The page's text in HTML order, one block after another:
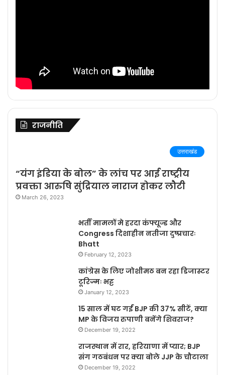
राजनीति
उत्तराखंड
“यंग इंडिया के बोल” के लांच पर आई राष्ट्रीय
प्रवक्ता आरुषि सुंद्रियाल नाराज होकर लौटी
March 26, 2023
भर्ती मामलों मे हरदा कंफ्यूज्ड और
Congress दिशाहीन नतीजा दुष्प्रचारः
Bhatt
February 12, 2023
कांग्रेस के लिए जोशीमठ बन रहा डिजास्टर
टूरिज्मः भट्ट
January 12, 2023
15 साल में घट गईं BJP की 37% सीटें, क्या
MP के विजय रुपाणी बनेंगे शिवराज?
December 19, 2022
राजस्थान में रार, हरियाणा में प्यार; BJP
संग गठबंधन पर क्या बोले JJP के चौटाला
December 19, 2022